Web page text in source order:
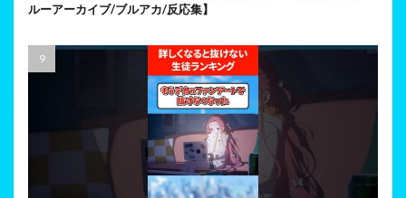
ルーアーカイブ/ブルアカ/反応集】